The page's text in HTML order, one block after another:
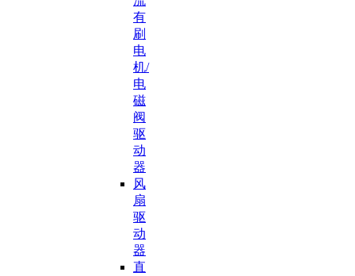
有
刷
电
机/
电
磁
阀
驱
动
器
风
扇
驱
动
器
直